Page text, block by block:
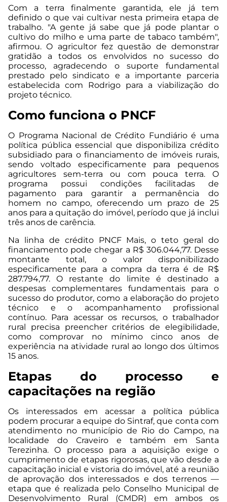
Com a terra finalmente garantida, ele já tem
definido o que vai cultivar nesta primeira etapa de
trabalho. "A gente já sabe que já pode plantar o
cultivo do milho e uma parte de tabaco também",
afirmou. O agricultor fez questão de demonstrar
gratidão a todos os envolvidos no sucesso do
processo, agradecendo o suporte fundamental
prestado pelo sindicato e a importante parceria
estabelecida com Rodrigo para a viabilização do
projeto técnico.
Como funciona o PNCF
O Programa Nacional de Crédito Fundiário é uma
política pública essencial que disponibiliza crédito
subsidiado para o financiamento de imóveis rurais,
sendo voltado especificamente para pequenos
agricultores sem-terra ou com pouca terra. O
programa possui condições facilitadas de
pagamento para garantir a permanência do
homem no campo, oferecendo um prazo de 25
anos para a quitação do imóvel, período que já inclui
três anos de carência.
Na linha de crédito PNCF Mais, o teto geral do
financiamento pode chegar a R$ 306.044,77. Desse
montante total, o valor disponibilizado
especificamente para a compra da terra é de R$
287.794,77. O restante do limite é destinado a
despesas complementares fundamentais para o
sucesso do produtor, como a elaboração do projeto
técnico e o acompanhamento profissional
contínuo. Para acessar os recursos, o trabalhador
rural precisa preencher critérios de elegibilidade,
como comprovar no mínimo cinco anos de
experiência na atividade rural ao longo dos últimos
15 anos.
Etapas do processo e
capacitações na região
Os interessados em acessar a política pública
podem procurar a equipe do Sintraf, que conta com
atendimento no município de Rio do Campo, na
localidade do Craveiro e também em Santa
Terezinha. O processo para a aquisição exige o
cumprimento de etapas rigorosas, que vão desde a
capacitação inicial e vistoria do imóvel, até a reunião
de aprovação dos interessados e dos terrenos —
etapa que é realizada pelo Conselho Municipal de
Desenvolvimento Rural (CMDR) em ambos os